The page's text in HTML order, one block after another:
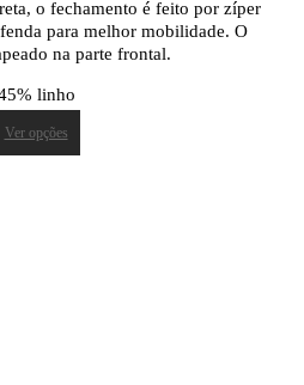
o fechamento é feito por zíper
para melhor mobilidade. O
na parte frontal.
linho
Ver opções